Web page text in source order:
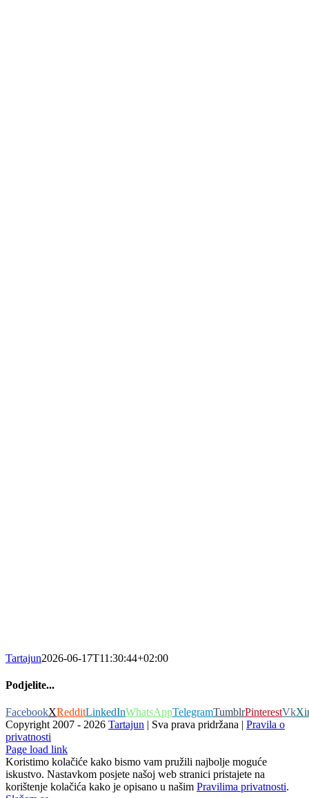
Tartajun2026-06-17T11:30:44+02:00
Podjelite...
FacebookXRedditLinkedInWhatsAppTelegramTumblrPinterestVk
Copyright 2007 - 2026 Tartajun | Sva prava pridržana | Pravila o
privatnosti
Page load link
Koristimo kolačiće kako bismo vam pružili najbolje moguće
iskustvo. Nastavkom posjete našoj web stranici pristajete na
korištenje kolačića kako je opisano u našim Pravilima privatnosti.